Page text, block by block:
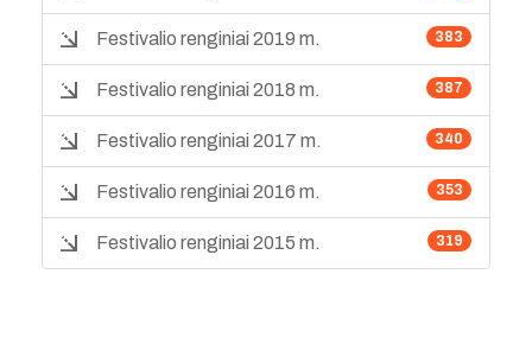
383
Festivalio renginiai 2019 m.
387
Festivalio renginiai 2018 m.
340
Festivalio renginiai 2017 m.
353
Festivalio renginiai 2016 m.
319
Festivalio renginiai 2015 m.